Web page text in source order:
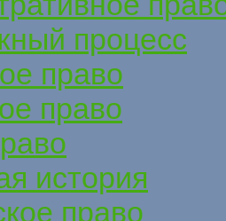
процесс
право
право
история
право